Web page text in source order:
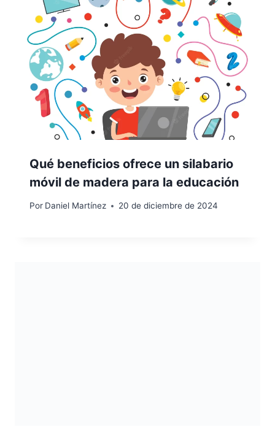
Qué beneficios ofrece un silabario
móvil de madera para la educación
Por Daniel Martínez 20 de diciembre de 2024